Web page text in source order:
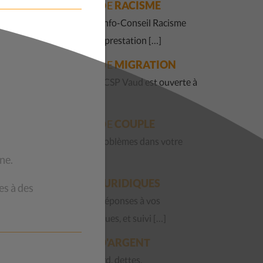
QUESTIONS DERACISME
La Permanence Info-Conseil Racisme
est une nouvelle prestation […]
QUESTIONS DEMIGRATION
La Fraternité du CSP Vaud est ouverte à
QUESTIONS DE COUPLE
Vous avez des problèmes dans votre
JURIDIQUES
Accueil, écoute, réponses à vos
questions juridiques, et suivi […]
D'ARGENT
Factures en retard, dettes,
à des